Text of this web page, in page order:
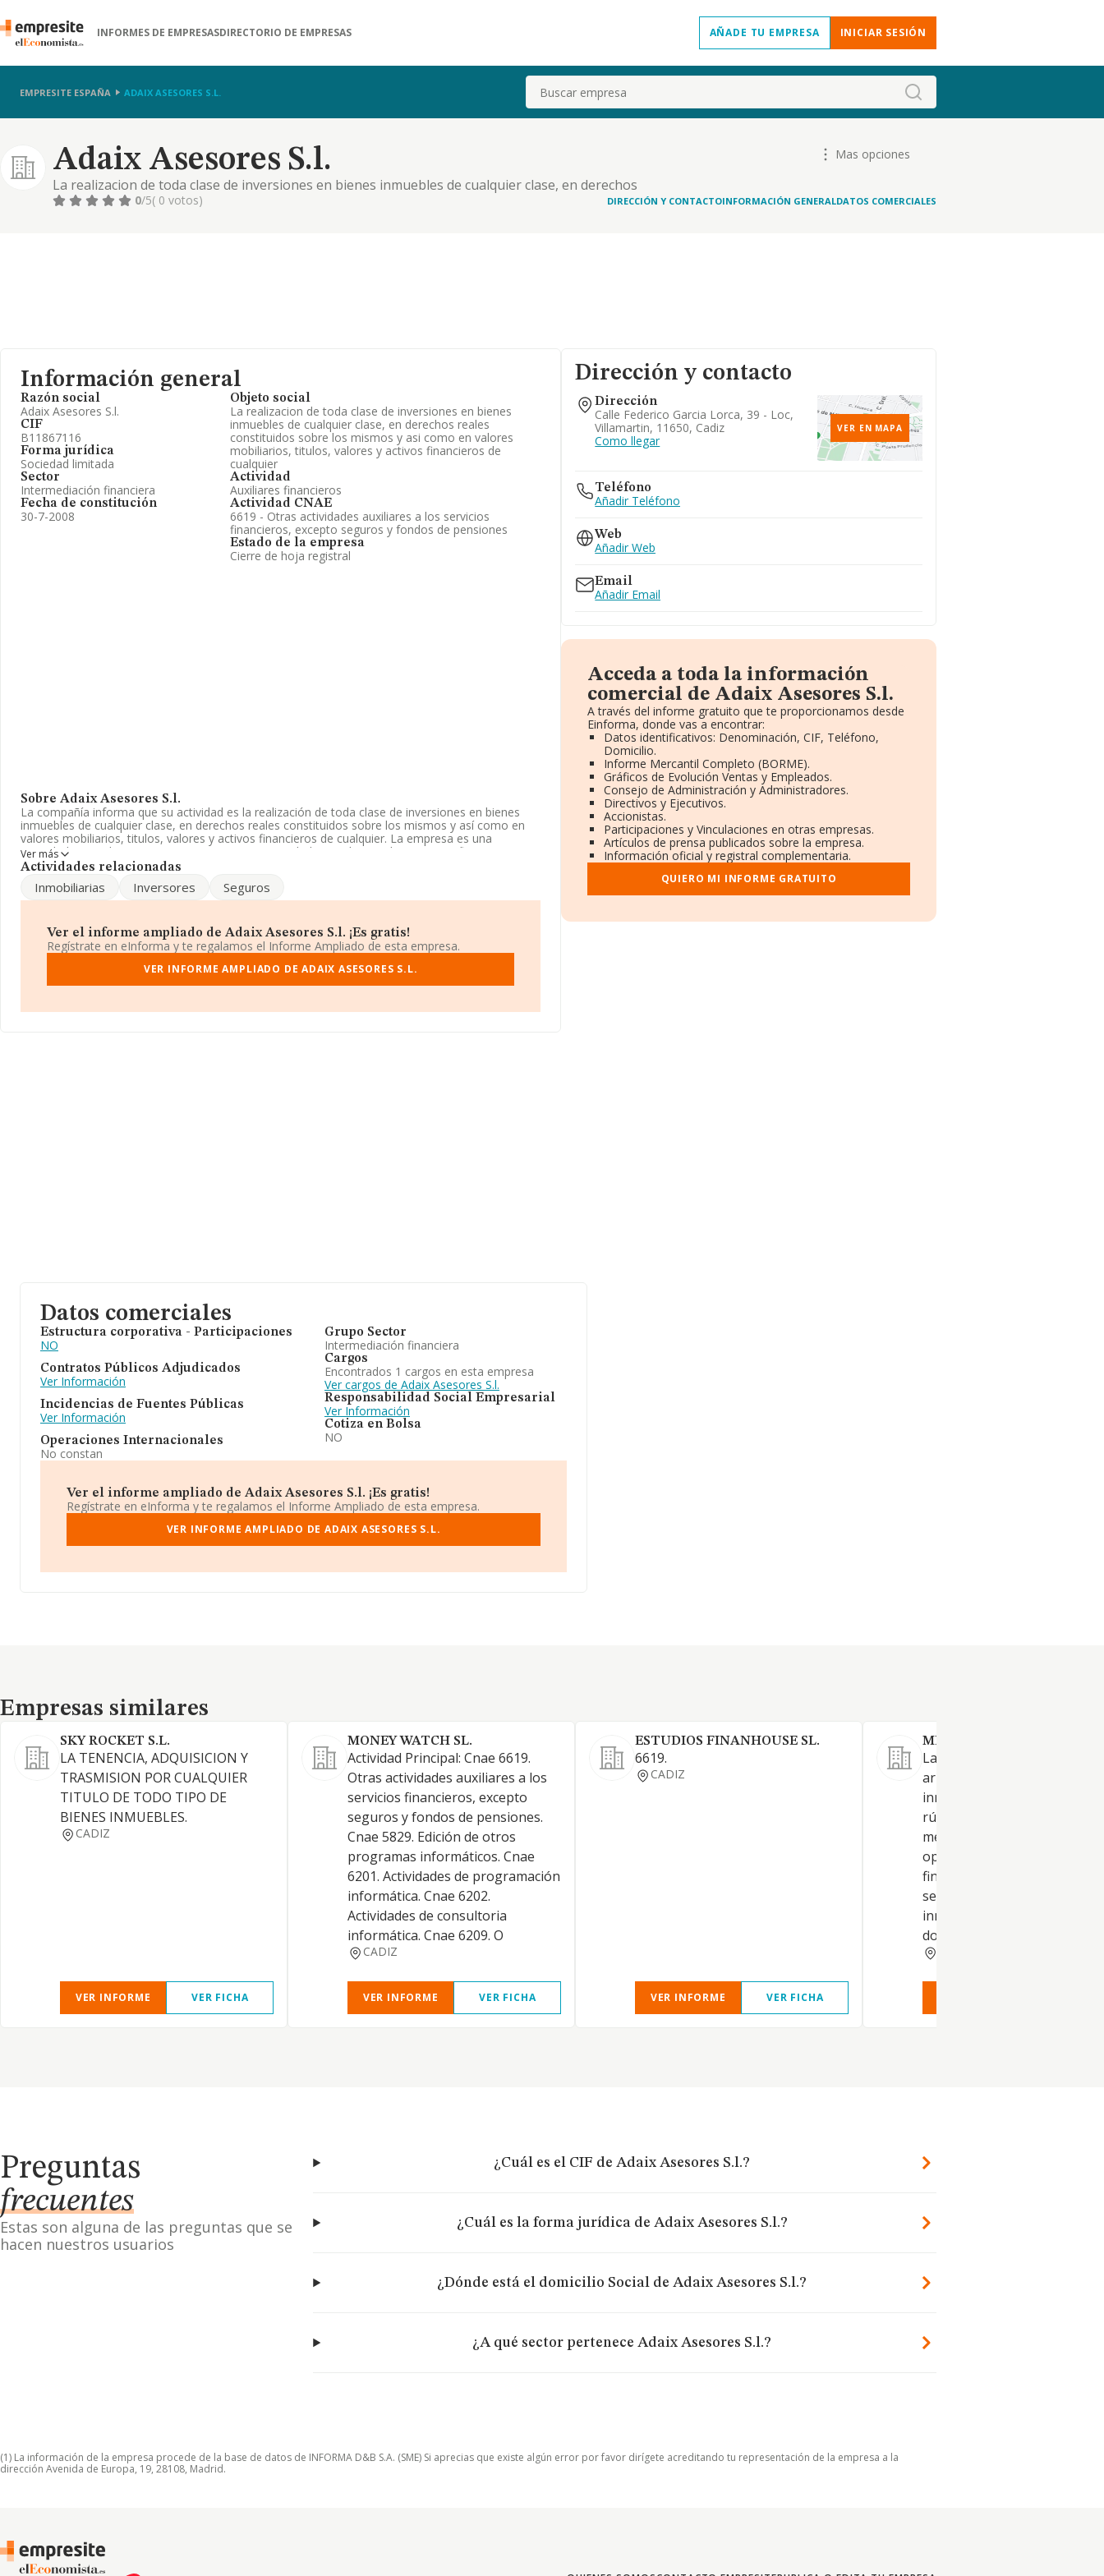
INFORMES DE EMPRESASDIRECTORIO DE EMPRESAS AÑADE TU EMPRESA INICIAR SESIÓN
EMPRESITE ESPAÑA ADAIX ASESORES S.L. Buscar
Adaix Asesores S.l.
La realizacion de toda clase de inversiones en bienes inmuebles de cualquier clase, en derechos
reales constituidos sobre los mismos y asi como en valores mobiliarios, titulos, valores y activos
Mas opciones
0/5( 0 votos) DIRECCIÓN Y CONTACTOINFORMACIÓN GENERALDATOS COMERCIALES
Información general
Razón social
Adaix Asesores S.l.
CIF
B11867116
Forma jurídica
Sociedad limitada
Sector
Intermediación financiera
Fecha de constitución
30-7-2008
Objeto social
La realizacion de toda clase de inversiones en bienes
inmuebles de cualquier clase, en derechos reales
constituidos sobre los mismos y asi como en valores
mobiliarios, titulos, valores y activos financieros de
cualquier
Actividad
Auxiliares financieros
Actividad CNAE
6619 - Otras actividades auxiliares a los servicios
financieros, excepto seguros y fondos de pensiones
Estado de la empresa
Cierre de hoja registral
Sobre Adaix Asesores S.l.
La compañía informa que su actividad es la realización de toda clase de inversiones en bienes
inmuebles de cualquier clase, en derechos reales constituidos sobre los mismos y así como en
valores mobiliarios, titulos, valores y activos financieros de cualquier. La empresa es una
Sociedad Limitada. Tiene CNAE: 6619 - 'Otras actividades auxiliares a los servicios financieros,
excepto seguros y fondos de pensiones'. La compañía no tiene actividad en mercados exteriores.
La sociedadAdaix Asesores S.L
, con NIF B11867116, está situada en Calle Federico Garcia
Lorca núm. 39 Loc, (11650), Villamartin, en Cádiz, Andalucía.
Con los datos a disposición de INFORMA sobre 7.332 empresas pertenecientes al sector, la
facturación en el ámbito nacional alcanza los 3.115 millones de euros y el promedio de la
facturación de ventas entre todas las compañías asciende a los 424 mil euros. En relación con la
información de la provincia de Cádiz, en la base de datos INFORMA constan 100 empresas, con
ventas de 1 millón de euros. Finalmente, para completar los datos de sector la antigüedad
Ver más
Actividades relacionadas
Inmobiliarias Inversores Seguros
Ver el informe ampliado de Adaix Asesores S.l. ¡Es gratis!
Regístrate en eInforma y te regalamos el Informe Ampliado de esta empresa.
VER INFORME AMPLIADO DE ADAIX ASESORES S.L.
Dirección y contacto
Dirección
Calle Federico Garcia Lorca, 39 - Loc,
Villamartin, 11650, Cadiz
Como llegar
VER EN MAPA
Teléfono
Añadir Teléfono
Web
Añadir Web
Email
Añadir Email
Acceda a toda la información
comercial de Adaix Asesores S.l.
A través del informe gratuito que te proporcionamos desde
Einforma, donde vas a encontrar:
Datos identificativos: Denominación, CIF, Teléfono,
Domicilio.
Informe Mercantil Completo (BORME).
Gráficos de Evolución Ventas y Empleados.
Consejo de Administración y Administradores.
Directivos y Ejecutivos.
Accionistas.
Participaciones y Vinculaciones en otras empresas.
Artículos de prensa publicados sobre la empresa.
Información oficial y registral complementaria.
QUIERO MI INFORME GRATUITO
Datos comerciales
Estructura corporativa - Participaciones
NO
Contratos Públicos Adjudicados
Ver Información
Incidencias de Fuentes Públicas
Ver Información
Operaciones Internacionales
No constan
Grupo Sector
Intermediación financiera
Cargos
Encontrados 1 cargos en esta empresa
Ver cargos de Adaix Asesores S.l.
Responsabilidad Social Empresarial
Ver Información
Cotiza en Bolsa
NO
Ver el informe ampliado de Adaix Asesores S.l. ¡Es gratis!
Regístrate en eInforma y te regalamos el Informe Ampliado de esta empresa.
VER INFORME AMPLIADO DE ADAIX ASESORES S.L.
Empresas similares
Empresas similares
SKY ROCKET S.L.
LA TENENCIA, ADQUISICION Y
TRASMISION POR CUALQUIER
TITULO DE TODO TIPO DE
BIENES INMUEBLES.
CADIZ
VER INFORME VER FICHA
MONEY WATCH SL.
Actividad Principal: Cnae 6619.
Otras actividades auxiliares a los
servicios financieros, excepto
seguros y fondos de pensiones.
Cnae 5829. Edición de otros
programas informáticos. Cnae
6201. Actividades de programación
informática. Cnae 6202.
Actividades de consultoria
informática. Cnae 6209. O
CADIZ
VER INFORME VER FICHA
ESTUDIOS FINANHOUSE SL.
6619.
CADIZ
VER INFORME VER FICHA
MDBEATO SL.
La adquisición, enajenación y
arrendamiento de bienes
inmuebles de naturaleza
rústica. El asesoramiento,
mediación y corretaje en
operaciones de compra y
fincas urbanas y rústicas, o
servicios relativos a la
inmobiliaria, y la tramitación
documentos. Otras actividade
Preguntas
frecuentes
Estas son alguna de las preguntas que se
hacen nuestros usuarios
¿Cuál es el CIF de Adaix Asesores S.l.?
¿Cuál es la forma jurídica de Adaix Asesores S.l.?
¿Dónde está el domicilio Social de Adaix Asesores S.l.?
¿A qué sector pertenece Adaix Asesores S.l.?
(1) La información de la empresa procede de la base de datos de INFORMA D&B S.A. (SME) Si aprecias que existe algún error por favor dirígete acreditando tu representación de la empresa a la
dirección Avenida de Europa, 19, 28108, Madrid.